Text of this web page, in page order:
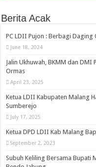
Berita Acak
PC LDII Pujon : Berbagi Daging
June 18, 2024
Jalin Ukhuwah, BKMM dan DMI
Ormas
April 23, 2025
Ketua LDII Kabupaten Malang
Sumberejo
July 17, 2025
Ketua DPD LDII Kab Malang
September 2, 2023
Subuh Keliling Bersama Bupati